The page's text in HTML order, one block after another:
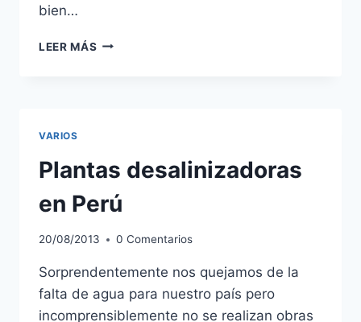
bien…
LEER MÁS TV1
VARIOS
Plantas desalinizadoras
en Perú
20/08/2013 0 Comentarios
Sorprendentemente nos quejamos de la
falta de agua para nuestro país pero
incomprensiblemente no se realizan obras